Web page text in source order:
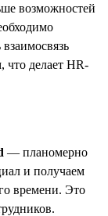
возможностей
что делает HR-
— планомерно
и получаем
времени. Это